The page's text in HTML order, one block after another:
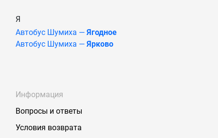
Я
Автобус Шумиха — Ягодное
Автобус Шумиха — Ярково
Информация
Вопросы и ответы
Условия возврата